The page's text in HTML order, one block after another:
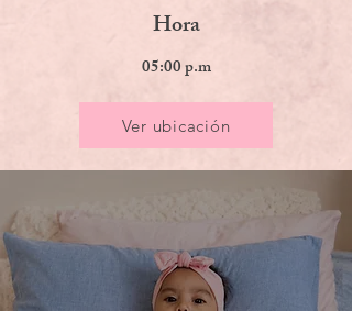
Hora
05:00 p.m
Ver ubicación